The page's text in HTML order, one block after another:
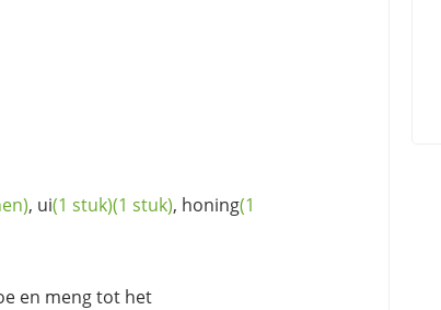
, ui(1 stuk)(1 stuk), honing(1
en meng tot het